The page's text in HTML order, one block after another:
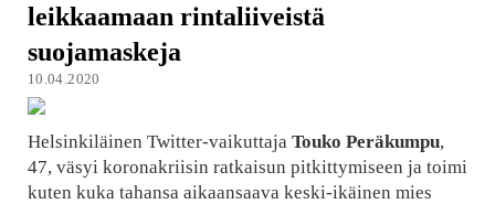
leikkaamaan rintaliiveistä
suojamaskeja
10.04.2020
Helsinkiläinen Twitter-vaikuttaja Touko Peräkumpu,
47, väsyi koronakriisin ratkaisun pitkittymiseen ja toimi
kuten kuka tahansa aikaansaava keski-ikäinen mies